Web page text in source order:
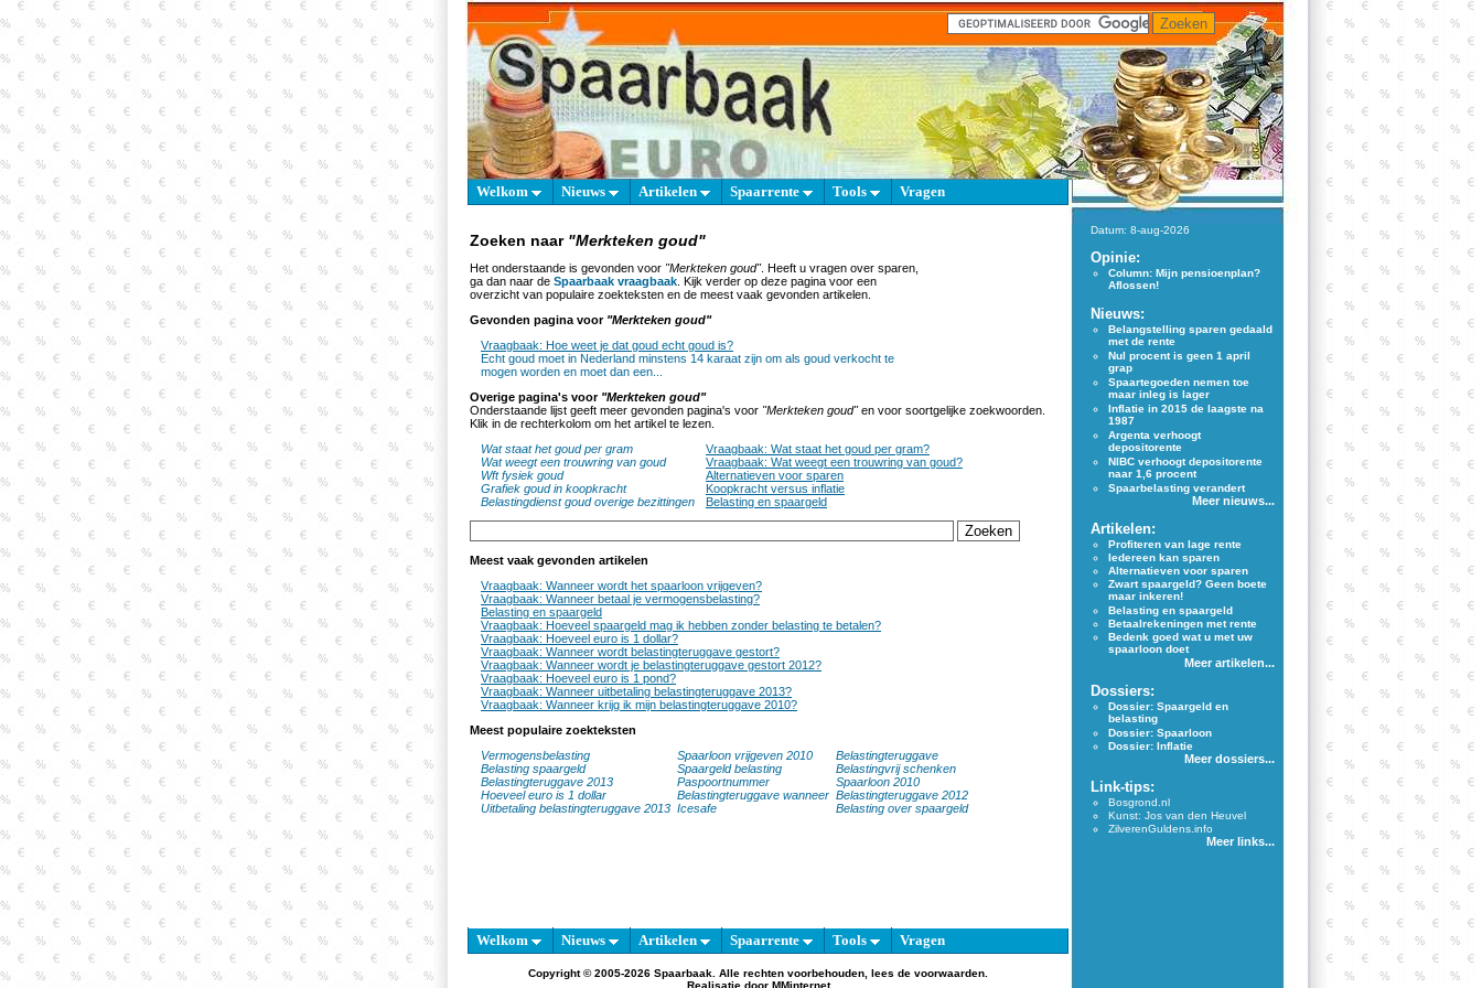
Welkom Nieuws Artikelen Spaarrente Tools Vragen
Zoeken naar "Merkteken goud"
Het onderstaande is gevonden voor "Merkteken goud". Heeft u vragen over sparen,
ga dan naar de Spaarbaak vraagbaak . Kijk verder op deze pagina voor een
overzicht van populaire zoekteksten en de meest vaak gevonden artikelen.
Gevonden pagina voor "Merkteken goud"
Vraagbaak: Hoe weet je dat goud echt goud is?
Echt goud moet in Nederland minstens 14 karaat zijn om als goud verkocht te
mogen worden en moet dan een...
Overige pagina's voor "Merkteken goud"
Onderstaande lijst geeft meer gevonden pagina's voor "Merkteken goud"en voor soortgelijke zoekwoorden.
Klik in de rechterkolom om het artikel te lezen.
Wat staat het goud per gram
Vraagbaak: Wat staat het goud per gram?
Wat weegt een trouwring van goud
Vraagbaak: Wat weegt een trouwring van goud?
Wft fysiek goud
Alternatieven voor sparen
Grafiek goud in koopkracht
Koopkracht versus inflatie
Belastingdienst goud overige bezittingen
Belasting en spaargeld
Meest vaak gevonden artikelen
Vraagbaak: Wanneer wordt het spaarloon vrijgeven?
Vraagbaak: Wanneer betaal je vermogensbelasting?
Belasting en spaargeld
Vraagbaak: Hoeveel spaargeld mag ik hebben zonder belasting te betalen?
Vraagbaak: Hoeveel euro is 1 dollar?
Vraagbaak: Wanneer wordt belastingteruggave gestort?
Vraagbaak: Wanneer wordt je belastingteruggave gestort 2012?
Vraagbaak: Hoeveel euro is 1 pond?
Vraagbaak: Wanneer uitbetaling belastingteruggave 2013?
Vraagbaak: Wanneer krijg ik mijn belastingteruggave 2010?
Meest populaire zoekteksten
Vermogensbelasting
Spaarloon vrijgeven 2010
Belastingteruggave
Belasting spaargeld
Spaargeld belasting
Belastingvrij schenken
Belastingteruggave 2013
Paspoortnummer
Spaarloon 2010
Hoeveel euro is 1 dollar
Belastingteruggave wanneer Belastingteruggave 2012
Uitbetaling belastingteruggave 2013 Icesafe Belasting over spaargeld
Welkom Nieuws Artikelen Spaarrente Tools Vragen
Copyright © 2005-2026 Spaarbaak. Alle rechten voorbehouden, lees de voorwaarden
Realisatie door MMinternet
Datum: 8-aug-2026
Opinie:
Column: Mijn pensioenplan?
Aflossen!
Nieuws:
Belangstelling sparen gedaald
met de rente
Nul procent is geen 1 april
grap
Spaartegoeden nemen toe
maar inleg is lager
Inflatie in 2015 de laagste na
1987
Argenta verhoogt
depositorente
NIBC verhoogt depositorente
naar 1,6 procent
Spaarbelasting verandert
Meer nieuws...
Artikelen:
Profiteren van lage rente
Iedereen kan sparen
Alternatieven voor sparen
Zwart spaargeld? Geen boete
maar inkeren!
Belasting en spaargeld
Betaalrekeningen met rente
Bedenk goed wat u met uw
spaarloon doet
Meer artikelen...
Dossiers:
Dossier: Spaargeld en
belasting
Dossier: Spaarloon
Dossier: Inflatie
Meer dossiers...
Link-tips:
Bosgrond.nl
Kunst: Jos van den Heuvel
ZilverenGuldens.info
Meer links...